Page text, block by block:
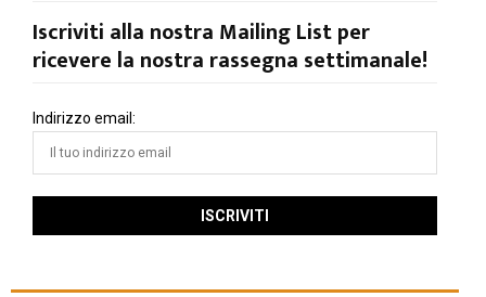
Iscriviti alla nostra Mailing List per
ricevere la nostra rassegna settimanale!
Indirizzo email: